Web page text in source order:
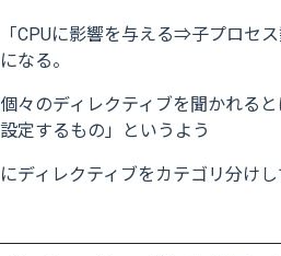
「CPUに影響を与える⇒子プロセ
になる。
個々のディレクティブを聞かれる
設定するもの」というよう
にディレクティブをカテゴリ分けし